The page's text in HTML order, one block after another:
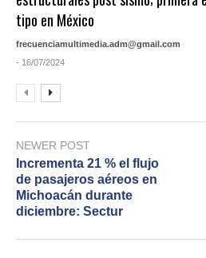
tipo en México
frecuenciamultimedia.adm@gmail.com
- 16/07/2024
NEWER POST
Incrementa 21 % el flujo
de pasajeros aéreos en
Michoacán durante
diciembre: Sectur